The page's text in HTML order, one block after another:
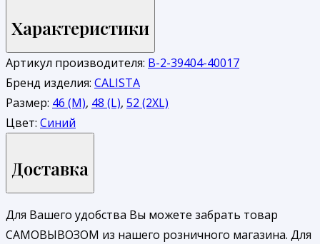
Характеристики
Артикул производителя: В-2-39404-40017
Бренд изделия: CALISTA
Размер: 46 (M), 48 (L), 52 (2XL)
Цвет: Синий
Доставка
Для Вашего удобства Вы можете забрать товар
САМОВЫВОЗОМ из нашего розничного магазина. Для